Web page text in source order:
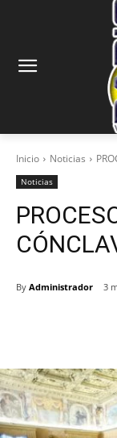
Inicio Noticias
Noticias
By Administrador 3